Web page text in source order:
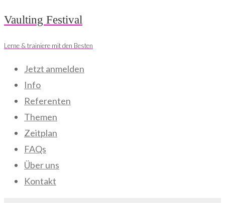
Skip
content
Vaulting Festival
Lerne & trainiere mit den Besten
Jetzt anmelden
Info
Referenten
Themen
Zeitplan
FAQs
Über uns
Kontakt